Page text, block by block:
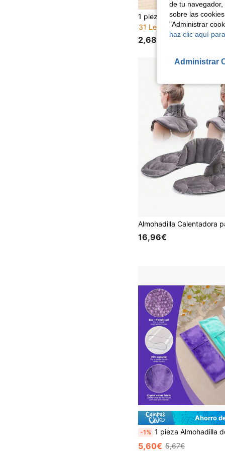
31 Left
2,68€
16,96€
Ahorro
-1% 1 pieza Almohadilla de enfriamiento perineal - 2.8*9.3 pulgadas - Paquete de hielo con perlas de gel y cubierta de PVC, para alivio posparto, terapia de calor/frío, adecuado para mujeres embarazadas y posparto, alivia las molestias del embarazo | Ajuste cómodo | Textura
5,60€ 5,67€
de tu
sobre las
"Administrar
haz clic aquí
Administrar